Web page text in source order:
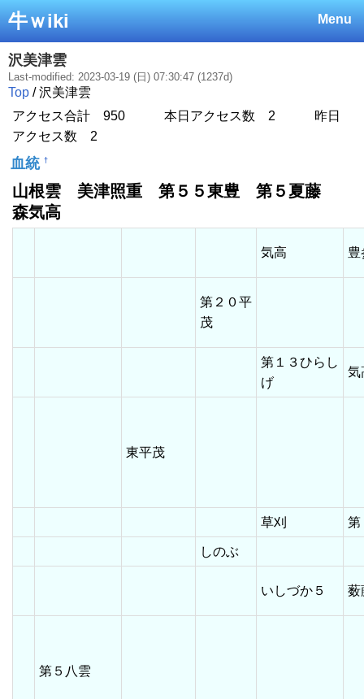
Menu
牛ｗiki
沢美津雲
Last-modified: 2023-03-19 (日) 07:30:47 (1237d)
Top / 沢美津雲
アクセス合計 950 本日アクセス数 2 昨日
アクセス数 2
血統 †
山根雲 美津照重 第５５東豊 第５夏藤
森気高
気高
第２０平
茂
第１３ひらし
げ
東平茂
草刈
しのぶ
いしづか５
第５八雲